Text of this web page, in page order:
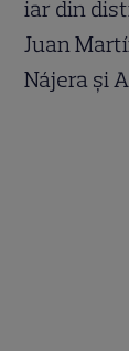
iar din
Juan
Nájera și